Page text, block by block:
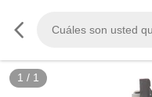
1 / 1